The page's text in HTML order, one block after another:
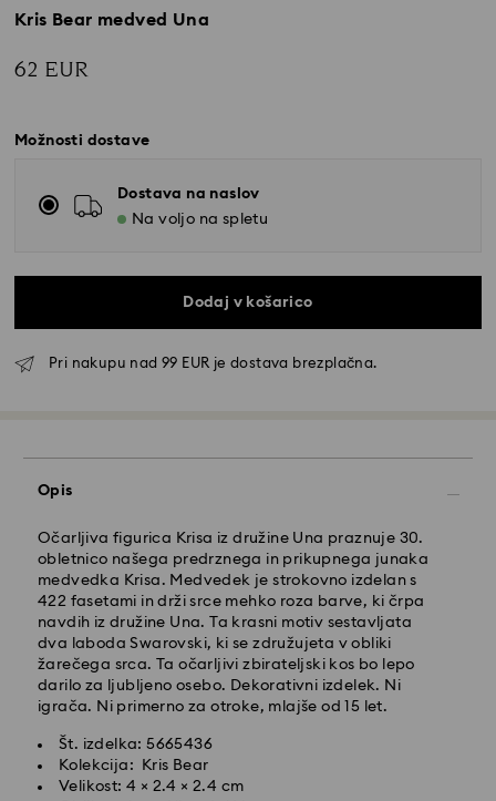
Kris Bear medved Una
62 EUR
Možnosti dostave
Dostava na naslov
Na voljo na spletu
Dodaj v košarico
Pri nakupu nad 99 EUR je dostava brezplačna.
Opis
Očarljiva figurica Krisa iz družine Una praznuje 30.
obletnico našega predrznega in prikupnega junaka
medvedka Krisa. Medvedek je strokovno izdelan s
422 fasetami in drži srce mehko roza barve, ki črpa
navdih iz družine Una. Ta krasni motiv sestavljata
dva laboda Swarovski, ki se združujeta v obliki
žarečega srca. Ta očarljivi zbirateljski kos bo lepo
darilo za ljubljeno osebo. Dekorativni izdelek. Ni
igrača. Ni primerno za otroke, mlajše od 15 let.
Št. izdelka: 5665436
Kolekcija: Kris Bear
Velikost: 4 × 2.4 × 2.4 cm
poslana isti delovni dan.
in ​​pošiljanju
Strošek standardne dostave: 6,95 EUR
Brezplačna standardna dostava pri nakupu nad: 99
EUR
Hitra dostava -FedEx
Naročila, ki jih oddate od ponedeljka do petka do
14:30 po srednjeevropskem času, bodo obdelana in
poslana isti delovni dan.
Čas hitre dostave: 1 delovni dan po obdelavi in